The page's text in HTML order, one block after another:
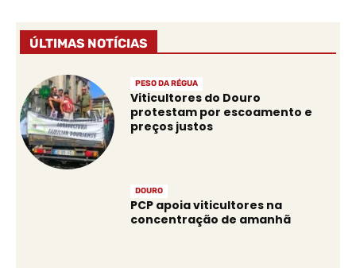
ÚLTIMAS NOTÍCIAS
PESO DA RÉGUA
Viticultores do Douro
protestam por escoamento e
preços justos
DOURO
PCP apoia viticultores na
concentração de amanhã